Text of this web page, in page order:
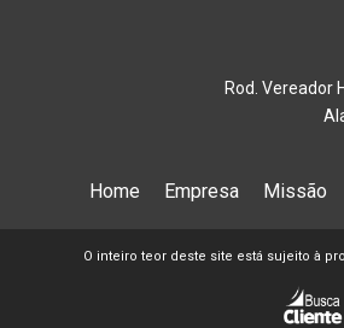
Rod. Vereador
Home Empresa Missão
O inteiro teor deste site está sujeito à